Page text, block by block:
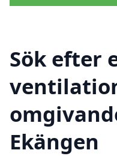
Sök efter
Ekängen